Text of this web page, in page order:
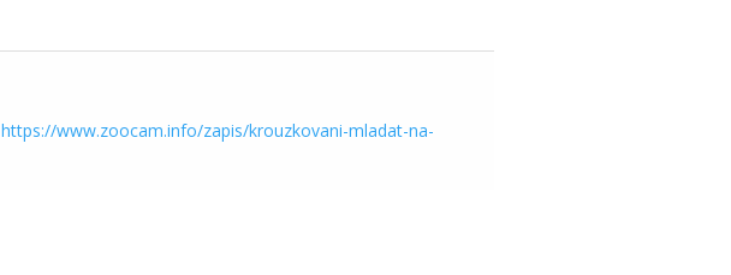
https://www.zoocam.info/zapis/krouzkovani-mladat-na-